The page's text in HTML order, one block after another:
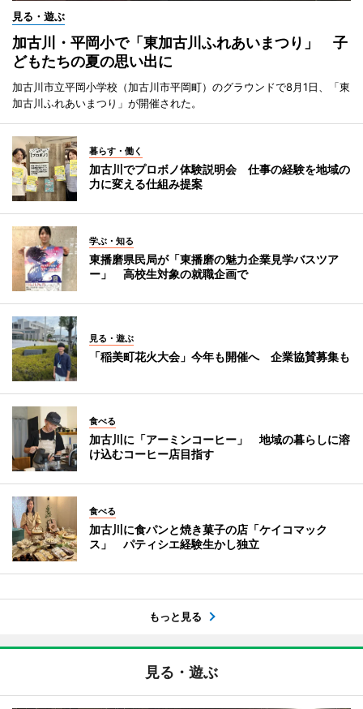
見る・遊ぶ
加古川・平岡小で「東加古川ふれあいまつり」 子
どもたちの夏の思い出に
加古川市立平岡小学校（加古川市平岡町）のグラウンドで8月1日、「東
加古川ふれあいまつり」が開催された。
暮らす・働く
加古川でプロボノ体験説明会 仕事の経験を地域の
力に変える仕組み提案
学ぶ・知る
東播磨県民局が「東播磨の魅力企業見学バスツア
ー」 高校生対象の就職企画で
見る・遊ぶ
「稲美町花火大会」今年も開催へ 企業協賛募集も
食べる
加古川に「アーミンコーヒー」 地域の暮らしに溶
け込むコーヒー店目指す
食べる
加古川に食パンと焼き菓子の店「ケイコマック
ス」 パティシエ経験生かし独立
もっと見る
見る・遊ぶ